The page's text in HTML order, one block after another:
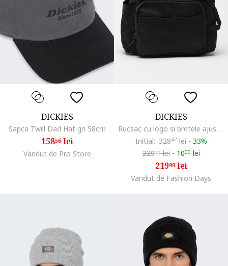
DICKIES
Sapca Twill Dad Hat gri 58cm
15856lei
Vandut de Pro Store
DICKIES
Rucsac cu logo si bretele ajustabile - 21L, Negru
Initial: 32842 lei - 33%
22999lei - 1000 lei
21999lei
Vandut de Fashion Days